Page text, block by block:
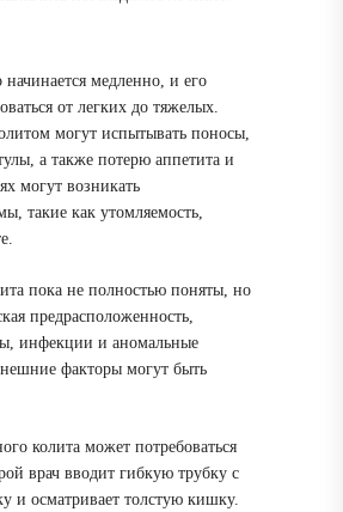
медленно, и его
от легких до тяжелых.
могут испытывать поносы,
а также потерю аппетита и
могут возникать
такие как утомляемость,
пока не полностью поняты, но
предрасположенность,
инфекции и аномальные
факторы могут быть
колита может потребоваться
врач вводит гибкую трубку с
и осматривает толстую кишку.